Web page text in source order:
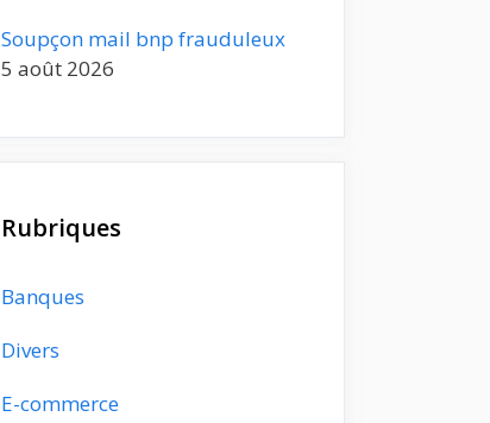
Soupçon mail bnp frauduleux
5 août 2026
Rubriques
Banques
Divers
E-commerce